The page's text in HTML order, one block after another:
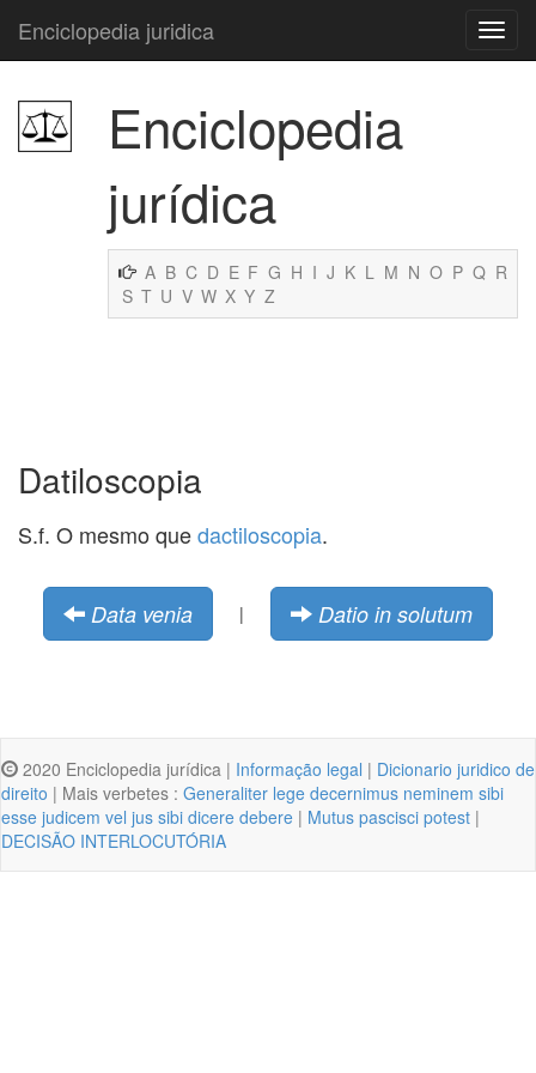
Enciclopedia juridica
Enciclopedia
jurídica
A B C D E F G H I J K L M N O P Q R
S T U V W X Y Z
Datiloscopia
S.f. O mesmo quedactiloscopia.
Data venia | Datio in solutum
2020 Enciclopedia jurídica | Informação legal | Dicionario juridico de
direito | Mais verbetes : Generaliter lege decernimus neminem sibi
esse judicem vel jus sibi dicere debere | Mutus pascisci potest |
DECISÃO INTERLOCUTÓRIA